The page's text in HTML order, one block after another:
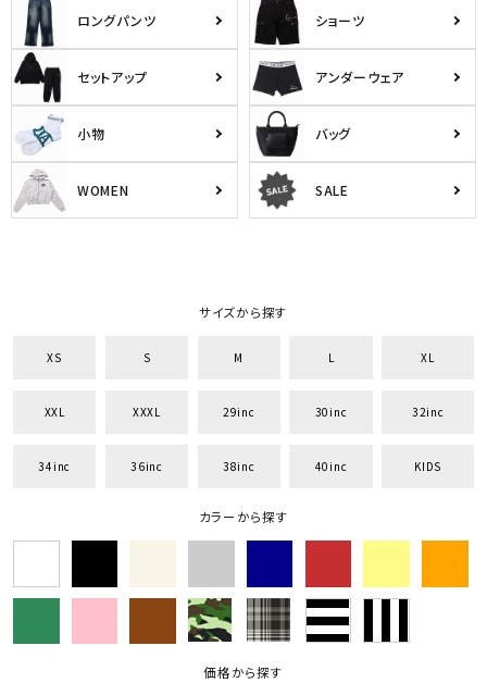
ロングパンツ ショーツ
セットアップ アンダーウェア
小物 バッグ
WOMEN SALE
サイズから探す
XS S M L XL
XXL XXXL 29inc 30inc 32inc
34inc 36inc 38inc 40inc KIDS
カラーから探す
価格から探す